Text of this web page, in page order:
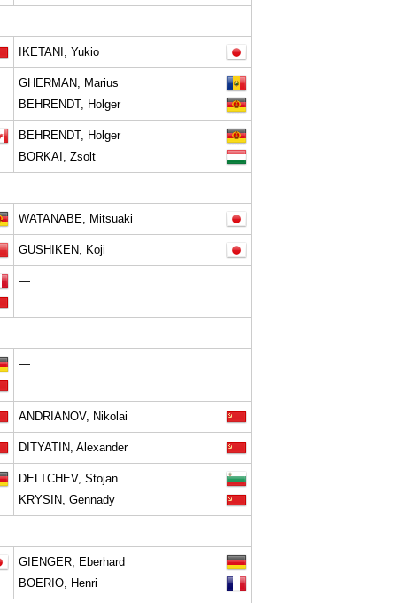
IKETANI, Yukio
GHERMAN, Marius
BEHRENDT, Holger
BEHRENDT, Holger
BORKAI, Zsolt
WATANABE, Mitsuaki
GUSHIKEN, Koji
—
—
ANDRIANOV, Nikolai
DITYATIN, Alexander
DELTCHEV, Stojan
KRYSIN, Gennady
GIENGER, Eberhard
BOERIO, Henri